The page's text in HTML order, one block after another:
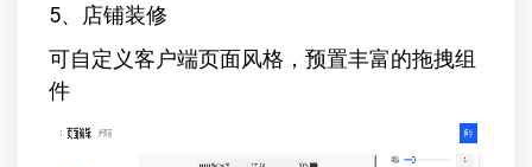
5、店铺装修
可自定义客户端页面风格，预置丰富的拖拽组
件